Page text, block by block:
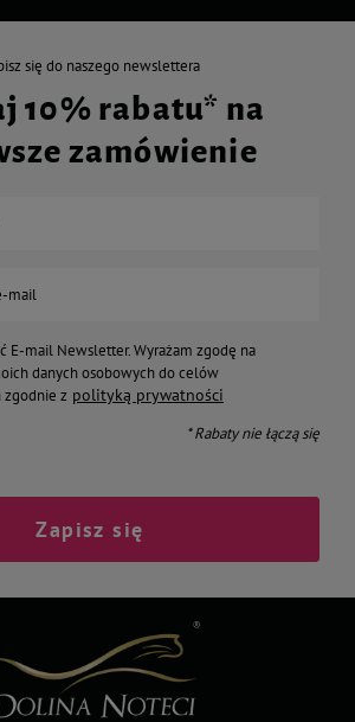
się do naszego newslettera
10% rabatu* na
zamówienie
mail
E-mail Newsletter. Wyrażam zgodę na
danych osobowych do celów
z polityką prywatności
* Rabaty nie łączą się
Zapisz się